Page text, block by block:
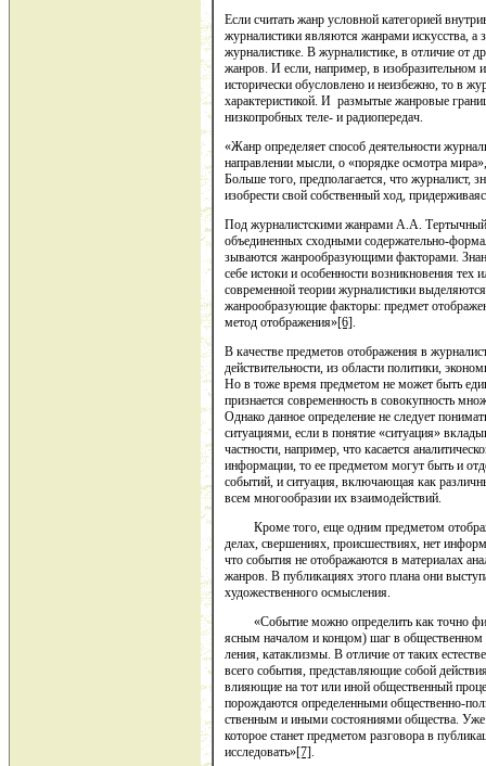
Если считать жанр условной категорией
журналистики являются жанрами искусства,
журналистике. В журналистике, в отличие от
жанров. И если, например, в изобразительном
исторически обусловлено и неизбежно, то в
характеристикой. И размытые жанровые
низкопробных теле- и радиопередач.
«Жанр определяет способ деятельности
направлении мысли, о «порядке осмотра
Больше того, предполагается, что журналист,
изобрести свой собственный ход,
Под журналистскими жанрами А.А. Тертычный
объединенных сходными содержательно-
зываются жанрообразующими факторами.
себе истоки и особенности возникновения
современной теории журналистики
жанрообразующие факторы: предмет
метод отображения»[6].
В качестве предметов отображения в
действительности, из области политики,
Но в тоже время предметом не может быть
признается современность в совокупность
Однако данное определение не следует
ситуациями, если в понятие «ситуация»
частности, например, что касается
информации, то ее предметом могут быть и
событий, и ситуация, включающая как
всем многообразии их взаимодействий.
Кроме того, еще одним предметом
делах, свершениях, происшествиях, нет
что события не отображаются в материалах
жанров. В пуб­ликациях этого плана они
художественного осмысления.
«Событие можно определить как точно
ясным началом и концом) шаг в
ления, катаклизмы. В отличие от таких
всего события, представляющие собой
влияющие на тот или иной общественный
порождаются определенными об­щественно-
ственным и иными состояниями общества.
которое ста­нет предметом разговора в
исследовать»[7].